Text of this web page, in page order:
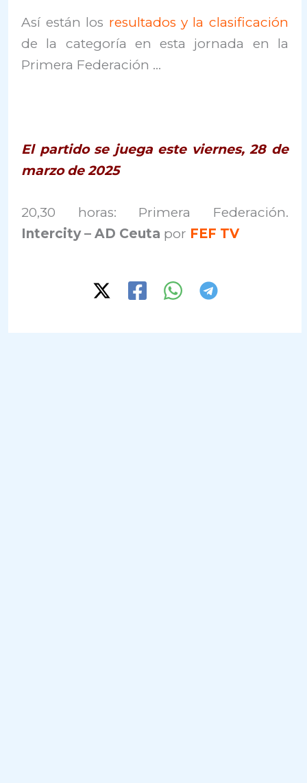
Así están los resultados y la clasificación
de la categoría en esta jornada en la
Primera Federación …
El partido se juega este viernes, 28 de
marzo de 2025
20,30 horas: Primera Federación.
Intercity – AD Ceuta por FEF TV